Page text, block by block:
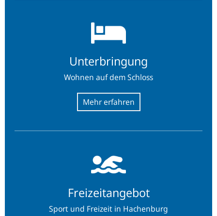
Unterbringung
Wohnen auf dem Schloss
Freizeitangebot
Sport und Freizeit in Hachenburg